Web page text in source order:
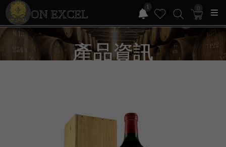
ON EXCEL
1 0
產品資訊